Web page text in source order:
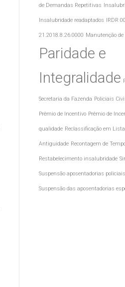
de Demandas Repetitivas
Insalubridade readaptados IRDR
21.2018.8.26.0000 Manutenção de
Paridade e
Integralidade
Secretaria da Fazenda Policiais
Prêmio de Incentivo Prêmio de
qualidade Reclassificação em
Antiguidade Recontagem de
Restabelecimento insalubridade
Suspensão aposentadorias
Suspensão das aposentadorias